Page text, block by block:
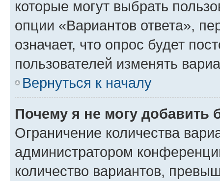
которые могут выбрать
опции «Вариантов ответа»,
означает, что опрос будет
пользователей изменять
Вернуться к началу
Почему я не могу добавить
Ограничение количества
администратором
количество вариантов,